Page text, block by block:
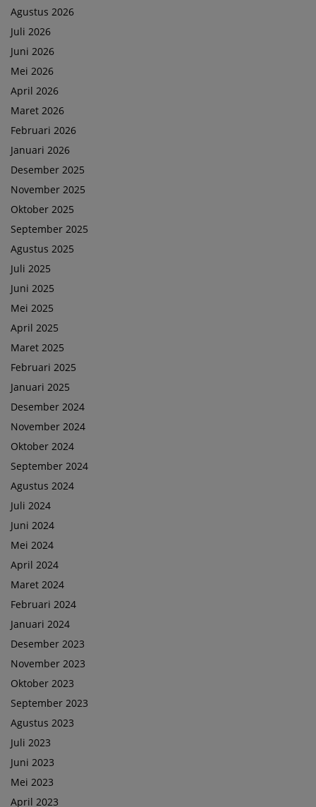
Agustus 2026
Juli 2026
Juni 2026
Mei 2026
April 2026
Maret 2026
Februari 2026
Januari 2026
Desember 2025
November 2025
Oktober 2025
September 2025
Agustus 2025
Juli 2025
Juni 2025
Mei 2025
April 2025
Maret 2025
Februari 2025
Januari 2025
Desember 2024
November 2024
Oktober 2024
September 2024
Agustus 2024
Juli 2024
Juni 2024
Mei 2024
April 2024
Maret 2024
Februari 2024
Januari 2024
Desember 2023
November 2023
Oktober 2023
September 2023
Agustus 2023
Juli 2023
Juni 2023
Mei 2023
April 2023